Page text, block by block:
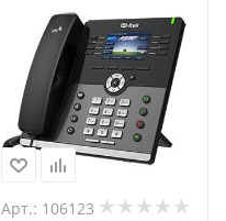
Арт.: 106123